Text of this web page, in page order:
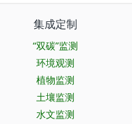
集成定制
“双碳”监测
环境观测
植物监测
土壤监测
水文监测